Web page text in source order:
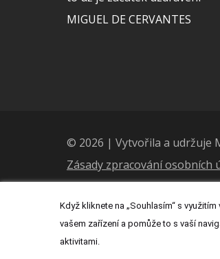
MIGUEL DE CERVANTES
© 2026 | Vytvořila a udržuje
Zásady zpracování osobních
Když kliknete na „Souhlasím“ s
vašem zařízení a pomůže to s vaší
aktivitami.